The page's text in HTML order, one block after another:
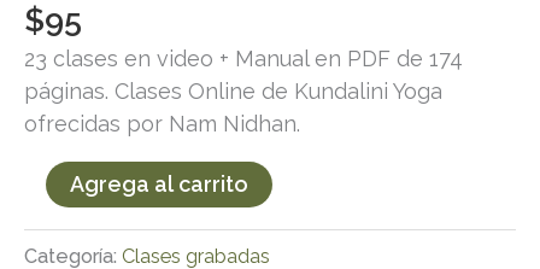
$95
23 clases en video + Manual en PDF de 174
páginas. Clases Online de Kundalini Yoga
ofrecidas por Nam Nidhan.
la
consciencia
cantidad
Agrega al carrito
Categoría: Clases grabadas